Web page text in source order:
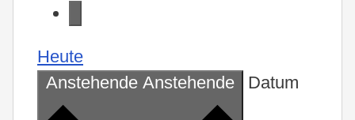
Heute
Anstehende Anstehende Datum